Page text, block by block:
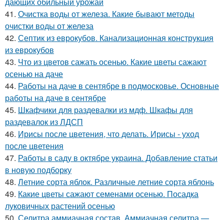
41. Очистка воды от железа. Какие бывают методы
очистки воды от железа
42. Септик из еврокубов. Канализационная конструкция
из еврокубов
43. Что из цветов сажать осенью. Какие цветы сажают
осенью на даче
44. Работы на даче в сентябре в подмосковье. Основные
работы на даче в сентябре
45. Шкафчики для раздевалки из мдф. Шкафы для
раздевалок из ЛДСП
46. Ирисы после цветения, что делать. Ирисы - уход
после цветения
47. Работы в саду в октябре украина. Добавление статьи
в новую подборку
48. Летние сорта яблок. Различные летние сорта яблонь
49. Какие цветы сажают семенами осенью. Посадка
луковичных растений осенью